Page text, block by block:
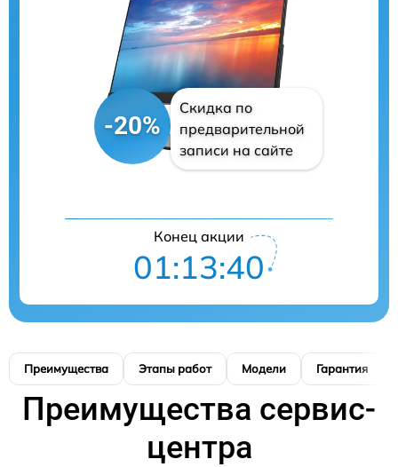
-20%
Скидка по
предварительной
записи на сайте
Конец акции
01:13:39
Преимущества Этапы работ Модели Гарантия
Преимущества сервис-
центра